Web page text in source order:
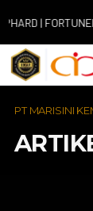
| FORTUNER
PT MARISINI